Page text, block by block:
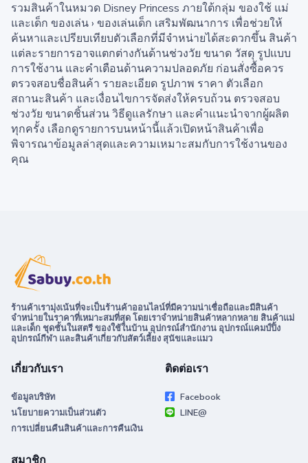
รวมสินค้าในหมวด Disney Princess ภายใต้กลุ่ม ของใช้ แม่
และเด็ก ของเล่น › ของเล่นเด็ก เสริมพัฒนาการ เพื่อช่วยให้
ค้นหาและเปรียบเทียบตัวเลือกที่มีจำหน่ายได้สะดวกขึ้น สินค้า
แต่ละรายการอาจแตกต่างกันด้านช่วงวัย ขนาด วัสดุ รูปแบบ
การใช้งาน และคำเตือนด้านความปลอดภัย ก่อนสั่งซื้อควร
ตรวจสอบชื่อสินค้า รายละเอียด รูปภาพ ราคา ตัวเลือก
สถานะสินค้า และเงื่อนไขการจัดส่งให้ครบถ้วน ตรวจสอบ
ช่วงวัย ขนาดชิ้นส่วน วิธีดูแลรักษา และคำแนะนำจากผู้ผลิต
ทุกครั้ง เลือกดูรายการบนหน้านี้แล้วเปิดหน้าสินค้าเพื่อ
พิจารณาข้อมูลล่าสุดและความเหมาะสมกับการใช้งานของ
คุณ
ร้านค้าเรามุ่งเน้นที่จะเป็นร้านค้าออนไลน์ที่มีความน่าเชื่อถือและมีสินค้า
จำหน่ายในราคาที่เหมาะสมที่สุด โดยเราจำหน่ายสินค้าหลากหลาย สินค้าแม่
และเด็ก ชุดชั้นในสตรี ของใช้ในบ้าน อุปกรณ์สำนักงาน อุปกรณ์แคมป์ปิ้ง
อุปกรณ์กีฬา และสินค้าเกี่ยวกับสัตว์เลี้ยง สุนัขและแมว
เกี่ยวกับเรา
ข้อมูลบริษัท
นโยบายความเป็นส่วนตัว
การเปลี่ยนคืนสินค้าและการคืนเงิน
ติดต่อเรา
Facebook
LINE@